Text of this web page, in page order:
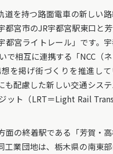
を持つ路面電車の新しい
宮市のJR宇都宮駅東口と芳
都宮ライトレール」です。
で相互に連携する「NCC（
を掲げ街づくりを推進し
も配慮した新しい交通シス
ット（LRT＝Light Rail
の終着駅である「芳賀・
工業団地は、栃木県の南東